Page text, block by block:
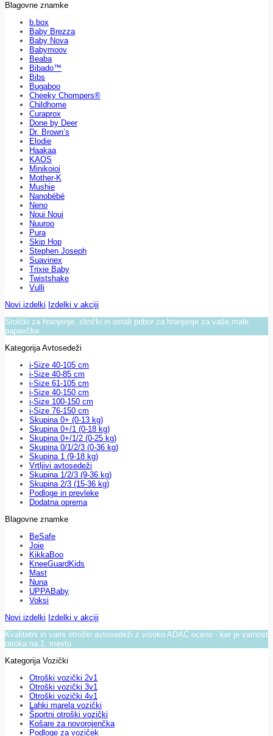
Blagovne znamke
b.box
Baby Brezza
Baby Nova
Babymoov
Beaba
Bibado™
Bibs
Bugaboo
Cheeky Chompers®
Childhome
Curaprox
Done by Deer
Dr. Brown’s
Elodie
Haakaa
KAOS
Minikoioi
Mother-K
Mushie
Nanobébé
Neno
Noui Noui
Nuuroo
Pura
Skip Hop
Stephen Joseph
Suavinex
Trixie Baby
Twistshake
Vulli
Novi izdelki Izdelki v akciji
Stolčki za hranjenje, slinčki in ostali pribor za hranjenje za vaše male
papavčke.
Kategorija Avtosedeži
i-Size 40-105 cm
i-Size 40-85 cm
i-Size 61-105 cm
i-Size 40-150 cm
i-Size 100-150 cm
i-Size 76-150 cm
Skupina 0+ (0-13 kg)
Skupina 0+/1 (0-18 kg)
Skupina 0+/1/2 (0-25 kg)
Skupina 0/1/2/3 (0-36 kg)
Skupina 1 (9-18 kg)
Vrtljivi avtosedeži
Skupina 1/2/3 (9-36 kg)
Skupina 2/3 (15-36 kg)
Podloge in prevleke
Dodatna oprema
Blagovne znamke
BeSafe
Joie
KikkaBoo
KneeGuardKids
Mast
Nuna
UPPABaby
Voksi
Novi izdelki Izdelki v akciji
Kvalitetni in varni otroški avtosedeži z visoko ADAC oceno - ker je varnost
otroka na 1. mestu.
Kategorija Vozički
Otroški vozički 2v1
Otroški vozički 3v1
Otroški vozički 4v1
Lahki marela vozički
Športni otroški vozički
Košare za novorojenčka
Podloge za voziček